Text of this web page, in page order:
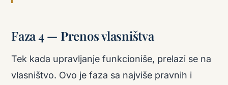
Faza 4 — Prenos vlasništva
Tek kada upravljanje funkcioniše, prelazi se na
vlasništvo. Ovo je faza sa najviše pravnih i